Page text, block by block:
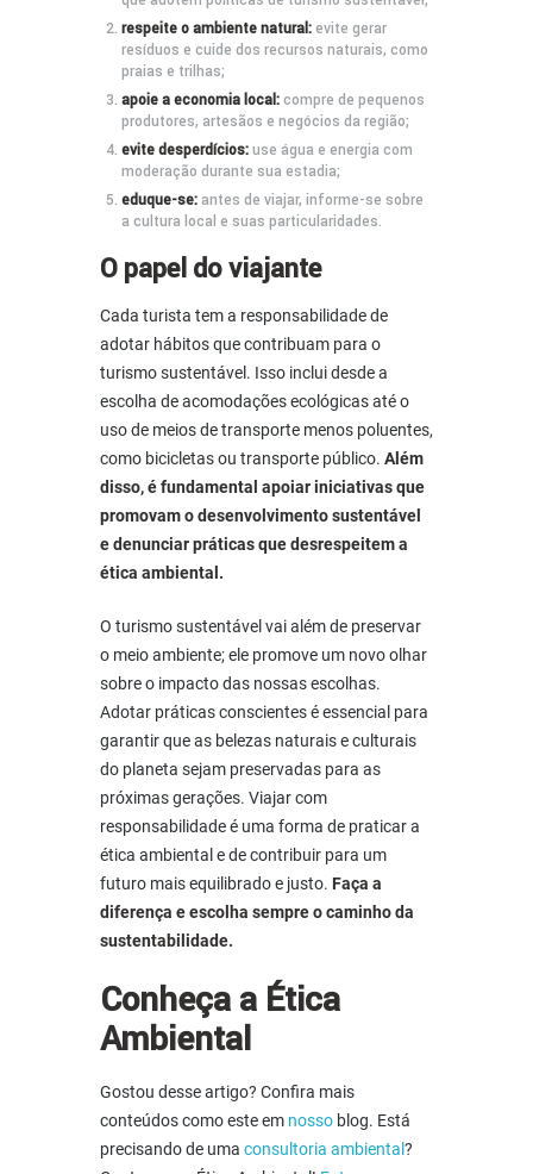
respeite o ambiente natural: evite gerar
resíduos e cuide dos recursos naturais, como
praias e trilhas;
apoie a economia local: compre de pequenos
produtores, artesãos e negócios da região;
evite desperdícios: use água e energia com
moderação durante sua estadia;
eduque-se: antes de viajar, informe-se sobre
a cultura local e suas particularidades.
O papel do viajante
Cada turista tem a responsabilidade de
adotar hábitos que contribuam para o
turismo sustentável. Isso inclui desde a
escolha de acomodações ecológicas até o
uso de meios de transporte menos poluentes,
como bicicletas ou transporte público. Além
disso, é fundamental apoiar iniciativas que
promovam o desenvolvimento sustentável
e denunciar práticas que desrespeitem a
ética ambiental.
O turismo sustentável vai além de preservar
o meio ambiente; ele promove um novo olhar
sobre o impacto das nossas escolhas.
Adotar práticas conscientes é essencial para
garantir que as belezas naturais e culturais
do planeta sejam preservadas para as
próximas gerações. Viajar com
responsabilidade é uma forma de praticar a
ética ambiental e de contribuir para um
futuro mais equilibrado e justo. Faça a
diferença e escolha sempre o caminho da
sustentabilidade.
Conheça a Ética
Ambiental
Gostou desse artigo? Confira mais
conteúdos como este em nosso blog. Está
precisando de uma consultoria ambiental ?